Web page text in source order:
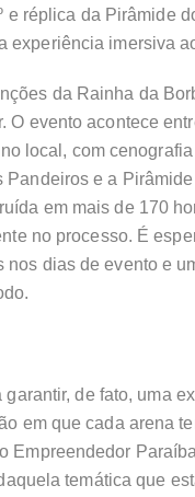
e réplica da Pirâmide
experiência imersiva
da Rainha da
O evento acontece
local, com
Pandeiros e a
em mais de 170
no processo. É
dias de evento e
de fato, uma
em que cada arena
Empreendedor
temática que